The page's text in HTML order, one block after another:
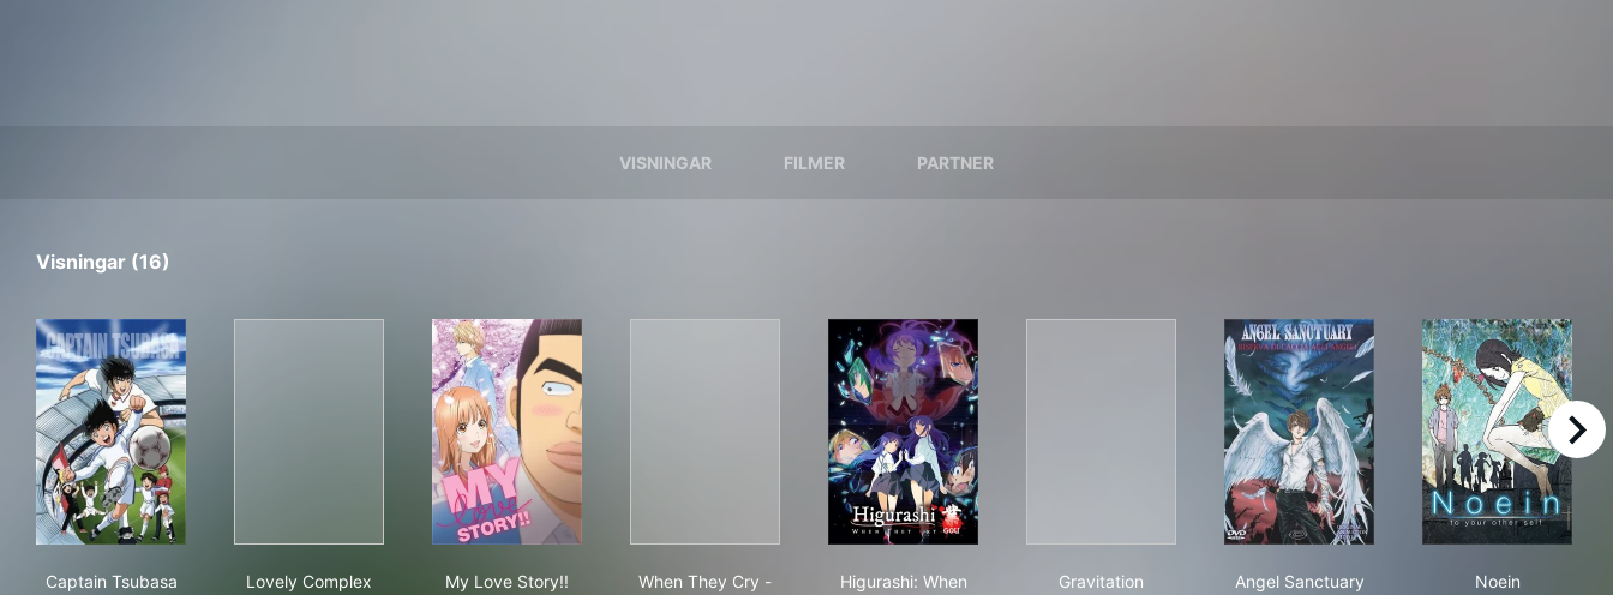
VISNINGAR FILMER PARTNER
Visningar (16)
Captain Tsubasa
Lovely Complex
My Love Story!!
When They Cry -
Higurashi: When
Gravitation
Angel Sanctuary
Noein
right